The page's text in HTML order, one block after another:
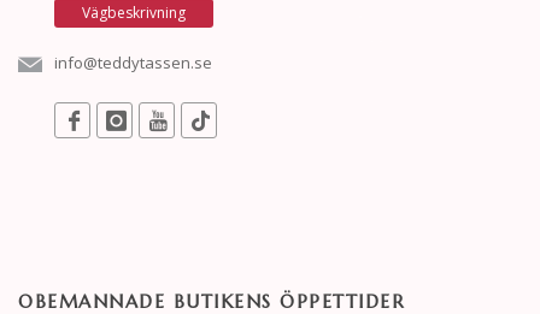
Vägbeskrivning
info@teddytassen.se
OBEMANNADE BUTIKENS ÖPPETTIDER